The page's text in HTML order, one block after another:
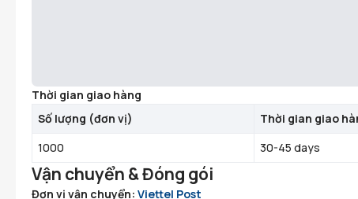
Thời gian giao hàng
Số lượng (đơn vị)
Thời gian giao
1000
30-45 days
Vận chuyển & Đóng gói
Đơn vị vận chuyển: Viettel Post